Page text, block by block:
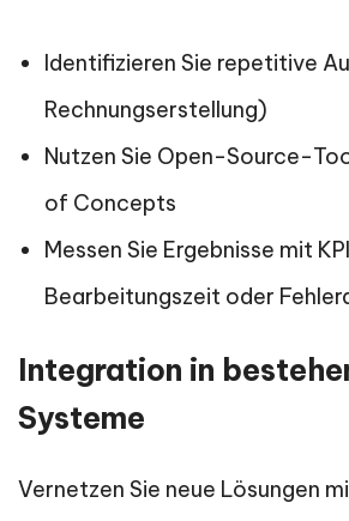
Identifizieren Sie repetitive
Rechnungserstellung)
Nutzen Sie Open-Source-
of Concepts
Messen Sie Ergebnisse mit
Bearbeitungszeit oder
Integration in
Systeme
Vernetzen Sie neue Lösungen